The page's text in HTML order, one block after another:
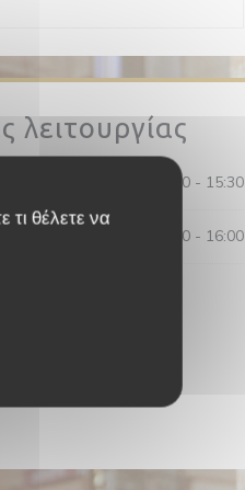
τι θέλετε να
λειτουργίας
08:30 - 15:30
09:00 - 16:00